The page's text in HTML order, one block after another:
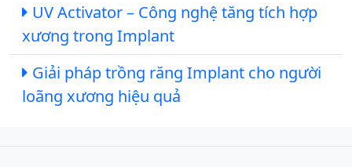
UV Activator – Công nghệ tăng tích hợp
xương trong Implant
Giải pháp trồng răng Implant cho người
loãng xương hiệu quả